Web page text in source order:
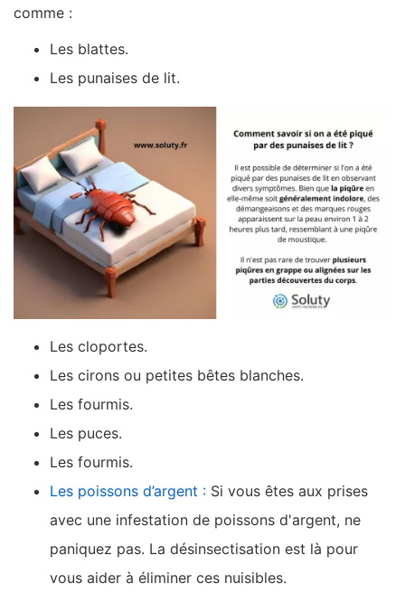
comme :
Les blattes.
Les punaises de lit.
Les cloportes.
Les cirons ou petites bêtes blanches.
Les fourmis.
Les puces.
Les fourmis.
Les poissons d’argent : Si vous êtes aux prises
avec une infestation de poissons d'argent, ne
paniquez pas. La désinsectisation est là pour
vous aider à éliminer ces nuisibles.